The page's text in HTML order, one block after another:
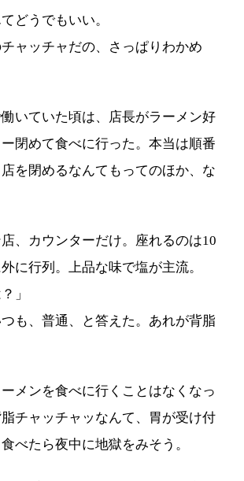
どうでもいい。
ャッチャだの、さっぱりわかめ
いていた頃は、店長がラーメン好
閉めて食べに行った。本当は順番
を閉めるなんてもってのほか、な
、カウンターだけ。座れるのは10
に行列。上品な味で塩が主流。
」
も、普通、と答えた。あれが背脂
メンを食べに行くことはなくなっ
チャッチャッなんて、胃が受け付
べたら夜中に地獄をみそう。